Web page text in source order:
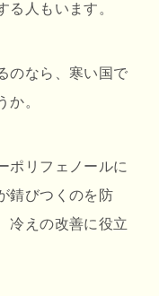
る人もいます。
のなら、寒い国で
か。
ポリフェノールに
錆びつくのを防
冷えの改善に役立